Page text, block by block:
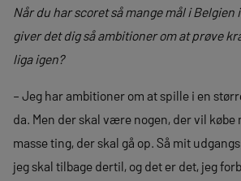
Når du har scoret så mange mål i Belgien
giver det dig så ambitioner om at prøve
liga igen?
– Jeg har ambitioner om at spille i en
da. Men der skal være nogen, der vil købe
masse ting, der skal gå op. Så mit
jeg skal tilbage dertil, og det er det, jeg